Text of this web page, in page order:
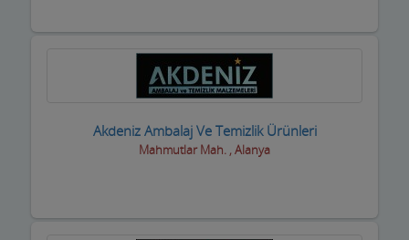
Akdeniz Ambalaj Ve Temizlik Ürünleri
Mahmutlar Mah. , Alanya